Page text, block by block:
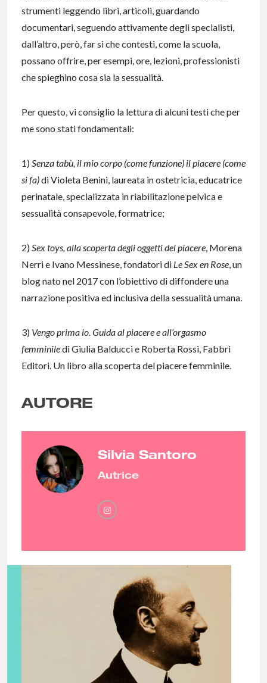
strumenti leggendo libri, articoli, guardando
documentari, seguendo attivamente degli specialisti,
dall’altro, però, far sì che contesti, come la scuola,
possano offrire, per esempi, ore, lezioni, professionisti
che spieghino cosa sia la sessualità.
Per questo, vi consiglio la lettura di alcuni testi che per
me sono stati fondamentali:
1)Senza tabù, il mio corpo (come funzione) il piacere (come
si fa)di Violeta Benini, laureata in ostetricia, educatrice
perinatale, specializzata in riabilitazione pelvica e
sessualità consapevole, formatrice;
2)Sex toys, alla scoperta degli oggetti del piacere, Morena
Nerri e Ivano Messinese, fondatori di Le Sex en Rose, un
blog nato nel 2017 con l’obiettivo di diffondere una
narrazione positiva ed inclusiva della sessualità umana.
3) Vengo prima io. Guida al piacere e all’orgasmo
femminiledi Giulia Balducci e Roberta Rossi, Fabbri
Editori. Un libro alla scoperta del piacere femminile.
AUTORE
Silvia Santoro
Autrice